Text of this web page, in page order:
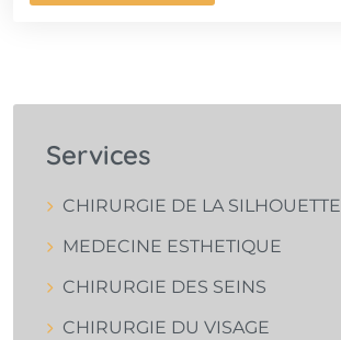
Services
CHIRURGIE DE LA SILHOUETTE
MEDECINE ESTHETIQUE
CHIRURGIE DES SEINS
CHIRURGIE DU VISAGE